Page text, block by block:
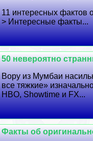
11 интересных фактов
> Интересные факты...
50 невероятно
Вору из Мумбаи
все тяжкие»
HBO, Showtime и FX...
Факты об